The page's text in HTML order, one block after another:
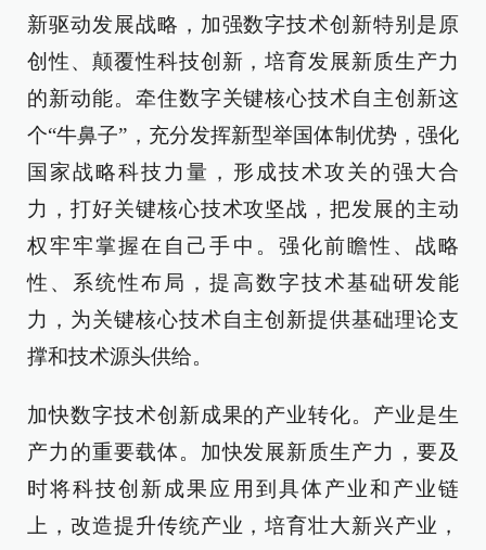
新驱动发展战略，加强数字技术创新特别是原
创性、颠覆性科技创新，培育发展新质生产力
的新动能。牵住数字关键核心技术自主创新这
个“牛鼻子”，充分发挥新型举国体制优势，强化
国家战略科技力量，形成技术攻关的强大合
力，打好关键核心技术攻坚战，把发展的主动
权牢牢掌握在自己手中。强化前瞻性、战略
性、系统性布局，提高数字技术基础研发能
力，为关键核心技术自主创新提供基础理论支
撑和技术源头供给。
加快数字技术创新成果的产业转化。产业是生
产力的重要载体。加快发展新质生产力，要及
时将科技创新成果应用到具体产业和产业链
上，改造提升传统产业，培育壮大新兴产业，